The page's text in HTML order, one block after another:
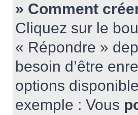
» Comment
Cliquez sur le
« Répondre »
besoin d’être
options
exemple : Vous